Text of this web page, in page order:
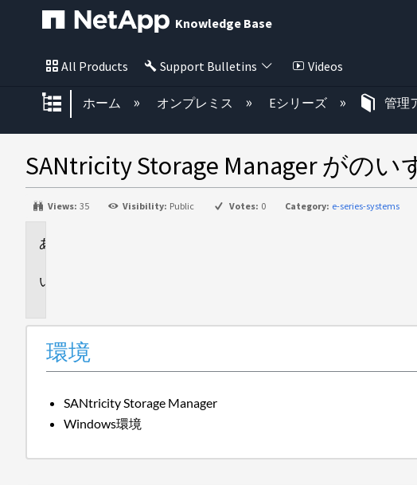
Knowledge Base
All Products Support Bulletins Videos
グローバル階層を展開/折りたたむ
ホーム オンプレミス Eシリーズ 管理
SANtricity Storage Manager がの
Views: 35 Visibility: Public Votes: 0 Category: e-series-systems
環境
SANtricity Storage Manager
Windows環境